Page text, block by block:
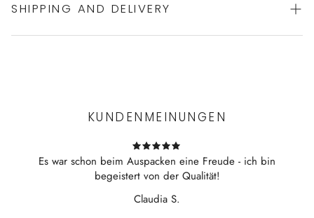
Set von PLUTO
SHIPPING AND DELIVERY
KUNDENMEINUNGEN
Es war schon beim Auspacken eine Freude - ich bin
begeistert von der Qualität!
Claudia S.